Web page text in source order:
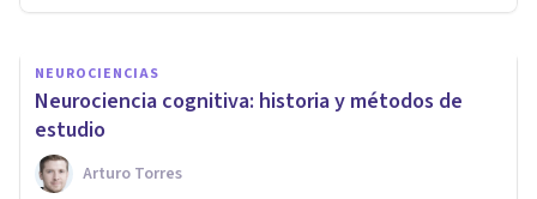
NEUROCIENCIAS
Neurociencia cognitiva: historia y métodos de
estudio
Arturo Torres